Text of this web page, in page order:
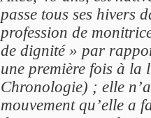
passe tous ses hivers
profession de
de dignité » par
une première fois à
Chronologie) ; elle
mouvement qu’elle a